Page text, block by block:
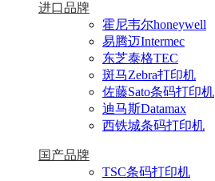
进口品牌
霍尼韦尔honeywell
易腾迈Intermec
东芝泰格TEC
斑马Zebra打印机
佐藤Sato条码打印机
迪马斯Datamax
西铁城条码打印机
国产品牌
TSC条码打印机